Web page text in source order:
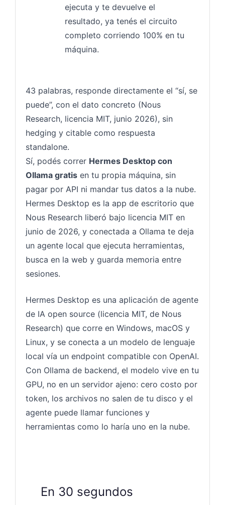
ejecuta y te devuelve el
resultado, ya tenés el circuito
completo corriendo 100% en tu
máquina.
43 palabras, responde directamente el “sí, se
puede”, con el dato concreto (Nous
Research, licencia MIT, junio 2026), sin
hedging y citable como respuesta
standalone.
Sí, podés correr Hermes Desktop con
Ollama gratis en tu propia máquina, sin
pagar por API ni mandar tus datos a la nube.
Hermes Desktop es la app de escritorio que
Nous Research liberó bajo licencia MIT en
junio de 2026, y conectada a Ollama te deja
un agente local que ejecuta herramientas,
busca en la web y guarda memoria entre
sesiones.
Hermes Desktop es una aplicación de agente
de IA open source (licencia MIT, de Nous
Research) que corre en Windows, macOS y
Linux, y se conecta a un modelo de lenguaje
local vía un endpoint compatible con OpenAI.
Con Ollama de backend, el modelo vive en tu
GPU, no en un servidor ajeno: cero costo por
token, los archivos no salen de tu disco y el
agente puede llamar funciones y
herramientas como lo haría uno en la nube.
En 30 segundos